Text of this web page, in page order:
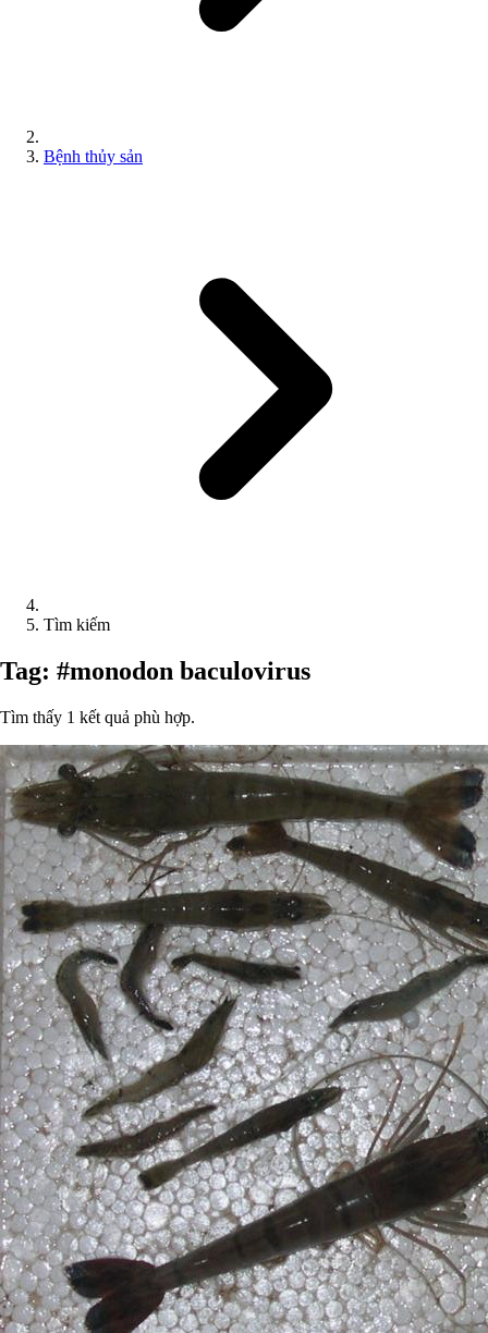
Bệnh thủy sản
Tìm kiếm
Tag: #monodon baculovirus
Tìm thấy 1 kết quả phù hợp.